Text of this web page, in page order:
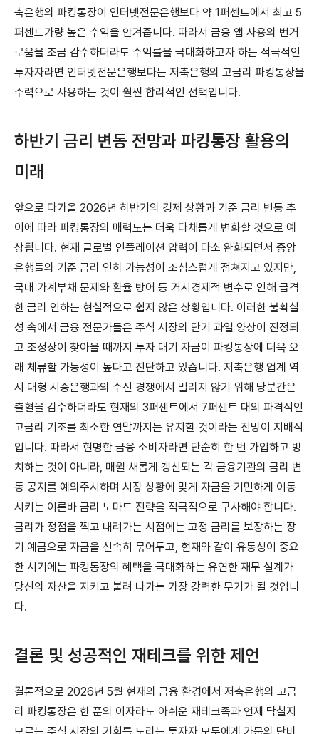
축은행의 파킹통장이 인터넷전문은행보다 약 1퍼센트에서 최고 5
퍼센트가량 높은 수익을 안겨줍니다. 따라서 금융 앱 사용의 번거
로움을 조금 감수하더라도 수익률을 극대화하고자 하는 적극적인
투자자라면 인터넷전문은행보다는 저축은행의 고금리 파킹통장을
주력으로 사용하는 것이 훨씬 합리적인 선택입니다.
하반기 금리 변동 전망과 파킹통장 활용의
미래
앞으로 다가올 2026년 하반기의 경제 상황과 기준 금리 변동 추
이에 따라 파킹통장의 매력도는 더욱 다채롭게 변화할 것으로 예
상됩니다. 현재 글로벌 인플레이션 압력이 다소 완화되면서 중앙
은행들의 기준 금리 인하 가능성이 조심스럽게 점쳐지고 있지만,
국내 가계부채 문제와 환율 방어 등 거시경제적 변수로 인해 급격
한 금리 인하는 현실적으로 쉽지 않은 상황입니다. 이러한 불확실
성 속에서 금융 전문가들은 주식 시장의 단기 과열 양상이 진정되
고 조정장이 찾아올 때까지 투자 대기 자금이 파킹통장에 더욱 오
래 체류할 가능성이 높다고 진단하고 있습니다. 저축은행 업계 역
시 대형 시중은행과의 수신 경쟁에서 밀리지 않기 위해 당분간은
출혈을 감수하더라도 현재의 3퍼센트에서 7퍼센트 대의 파격적인
고금리 기조를 최소한 연말까지는 유지할 것이라는 전망이 지배적
입니다. 따라서 현명한 금융 소비자라면 단순히 한 번 가입하고 방
치하는 것이 아니라, 매월 새롭게 갱신되는 각 금융기관의 금리 변
동 공지를 예의주시하며 시장 상황에 맞게 자금을 기민하게 이동
시키는 이른바 금리 노마드 전략을 적극적으로 구사해야 합니다.
금리가 정점을 찍고 내려가는 시점에는 고정 금리를 보장하는 장
기 예금으로 자금을 신속히 묶어두고, 현재와 같이 유동성이 중요
한 시기에는 파킹통장의 혜택을 극대화하는 유연한 재무 설계가
당신의 자산을 지키고 불려 나가는 가장 강력한 무기가 될 것입니
다.
결론 및 성공적인 재테크를 위한 제언
결론적으로 2026년 5월 현재의 금융 환경에서 저축은행의 고금
리 파킹통장은 한 푼의 이자라도 아쉬운 재테크족과 언제 닥칠지